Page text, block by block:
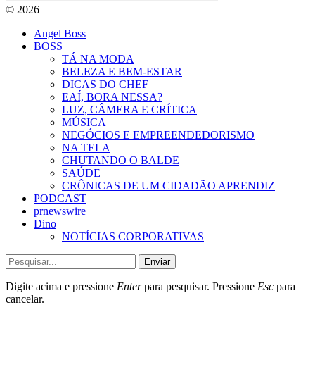
© 2026
Angel Boss
BOSS
TÁ NA MODA
BELEZA E BEM-ESTAR
DICAS DO CHEF
EAÍ, BORA NESSA?
LUZ, CÂMERA E CRÍTICA
MÚSICA
NEGÓCIOS E EMPREENDEDORISMO
NA TELA
CHUTANDO O BALDE
SAÚDE
CRÔNICAS DE UM CIDADÃO APRENDIZ
PODCAST
prnewswire
Dino
NOTÍCIAS CORPORATIVAS
Enviar
Digite acima e pressione Enterpara pesquisar. Pressione Esc para
cancelar.